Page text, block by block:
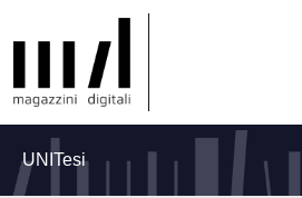
UNITesi